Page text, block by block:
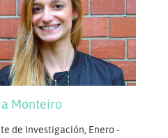
Monteiro
de Investigación, Enero -